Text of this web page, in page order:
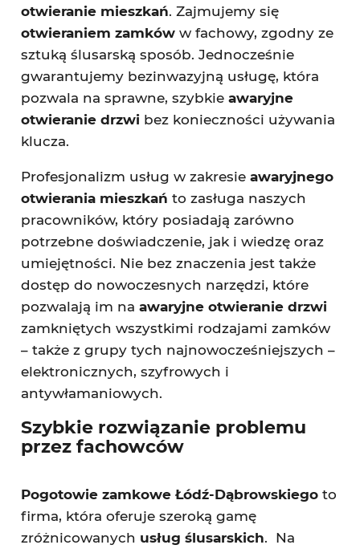
otwieranie mieszkań. Zajmujemy się
otwieraniem zamkóww fachowy, zgodny ze
sztuką ślusarską sposób. Jednocześnie
gwarantujemy bezinwazyjną usługę, która
pozwala na sprawne, szybkie awaryjne
otwieranie drzwibez konieczności używania
klucza.
Profesjonalizm usług w zakresie awaryjnego
otwierania mieszkań to zasługa naszych
pracowników, który posiadają zarówno
potrzebne doświadczenie, jak i wiedzę oraz
umiejętności. Nie bez znaczenia jest także
dostęp do nowoczesnych narzędzi, które
pozwalają im na awaryjne otwieranie drzwi
zamkniętych wszystkimi rodzajami zamków
– także z grupy tych najnowocześniejszych –
elektronicznych, szyfrowych i
antywłamaniowych.
Szybkie rozwiązanie problemu
przez fachowców
Pogotowie zamkowe Łódź-Dąbrowskiegoto
firma, która oferuje szeroką gamę
zróżnicowanych usług ślusarskich. Na